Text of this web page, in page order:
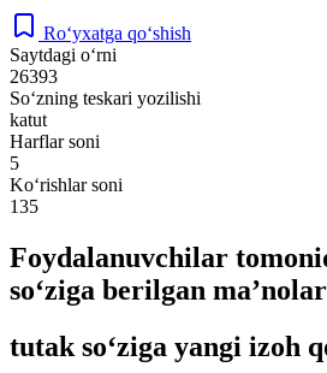
Ro‘yxatga qo‘shish
Saytdagi o‘rni
26393
So‘zning teskari yozilishi
katut
Harflar soni
5
Ko‘rishlar soni
135
Foydalanuvchilar
so‘ziga berilgan ma’nolar
tutak so‘ziga yangi izoh